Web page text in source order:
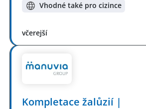
Vhodné také pro cizince
včerejší
Kompletace žalůzií |